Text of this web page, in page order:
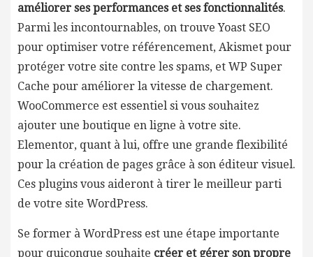
améliorer ses performances et ses fonctionnalités.
Parmi les incontournables, on trouve Yoast SEO
pour optimiser votre référencement, Akismet pour
protéger votre site contre les spams, et WP Super
Cache pour améliorer la vitesse de chargement.
WooCommerce est essentiel si vous souhaitez
ajouter une boutique en ligne à votre site.
Elementor, quant à lui, offre une grande flexibilité
pour la création de pages grâce à son éditeur visuel.
Ces plugins vous aideront à tirer le meilleur parti
de votre site WordPress.
Se former à WordPress est une étape importante
pour quiconque souhaite créer et gérer son propre